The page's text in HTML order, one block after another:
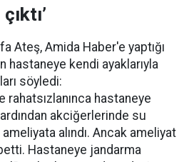
Ateş, Amida Haber'e yaptığı
hastaneye kendi ayaklarıyla
söyledi:
hastaneye
akciğerlerinde su
alındı. Ancak ameliyat
Hastaneye jandarma